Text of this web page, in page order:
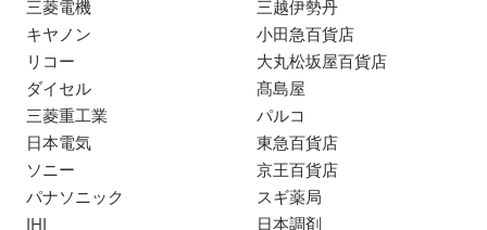
三菱電機
キヤノン
リコー
ダイセル
三菱重工業
日本電気
ソニー
パナソニック
IHI
三越伊勢丹
小田急百貨店
大丸松坂屋百貨店
髙島屋
パルコ
東急百貨店
京王百貨店
スギ薬局
日本調剤